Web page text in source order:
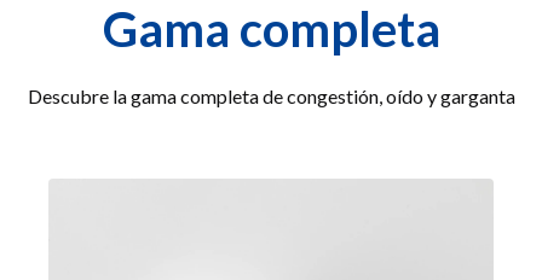
Gama completa
Descubre la gama completa de congestión, oído y garganta